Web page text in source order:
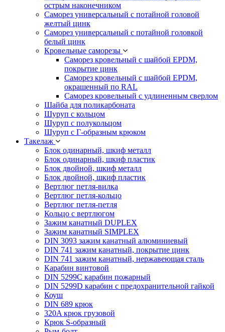
острым наконечником
Саморез универсальный с потайной головой
желтый цинк
Саморез универсальный с потайной головкой
белый цинк
Кровельные саморезы
Саморез кровельный с шайбой EPDM,
покрытие цинк
Саморез кровельный с шайбой EPDM,
окрашенный по RAL
Саморез кровельный с удлиненным сверлом
Шайба для поликарбоната
Шуруп с кольцом
Шуруп с полукольцом
Шуруп с Г-образным крюком
Такелаж
Блок одинарный, шкиф металл
Блок одинарный, шкиф пластик
Блок двойной, шкиф металл
Блок двойной, шкиф пластик
Вертлюг петля-вилка
Вертлюг петля-кольцо
Вертлюг петля-петля
Кольцо с вертлюгом
Зажим канатный DUPLEX
Зажим канатный SIMPLEX
DIN 3093 зажим канатный алюминиевый
DIN 741 зажим канатный, покрытие цинк
DIN 741 зажим канатный, нержавеющая сталь
Карабин винтовой
DIN 5299C карабин пожарный
DIN 5299D карабин с предохранительной гайкой
Коуш
DIN 689 крюк
320A крюк грузовой
Крюк S-образный